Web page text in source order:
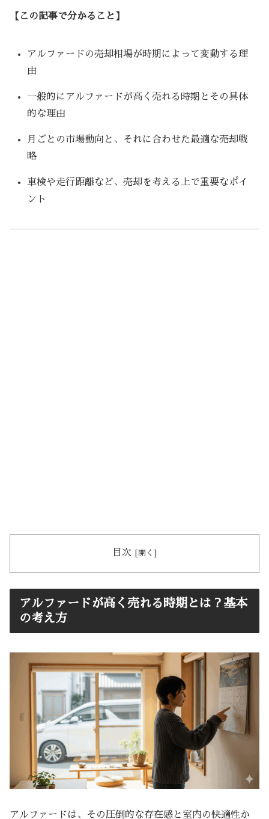
【この記事で分かること】
アルファードの売却相場が時期によって変動する理
由
一般的にアルファードが高く売れる時期とその具体
的な理由
月ごとの市場動向と、それに合わせた最適な売却戦
略
車検や走行距離など、売却を考える上で重要なポイ
ント
目次
アルファードが高く売れる時期とは？基本
の考え方
アルファードは、その圧倒的な存在感と室内の快適性か